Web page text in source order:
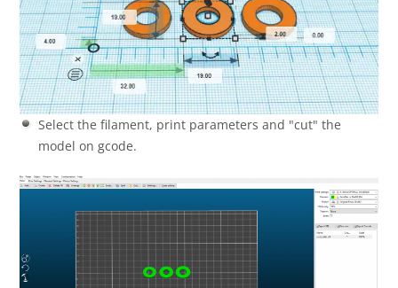
Select the filament, print parameters and "cut" the
model on gcode.